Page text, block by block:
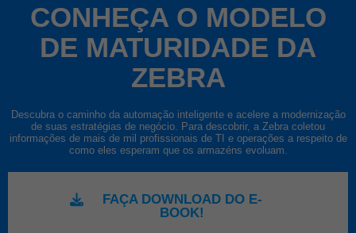
CONHEÇA O MODELO
DE MATURIDADE DA
ZEBRA
Descubra o caminho da automação inteligente e acelere a modernização
de suas estratégias de negócio. Para descobrir, a Zebra coletou
informações de mais de mil profissionais de TI e operações a respeito de
como eles esperam que os armazéns evoluam.
FAÇA DOWNLOAD DO E-
BOOK!